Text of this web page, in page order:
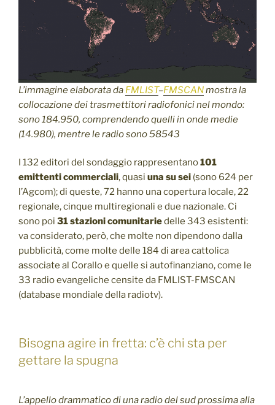
L’immagine elaborata da FMLIST–FMSCANmostra la
collocazione dei trasmettitori radiofonici nel mondo:
sono 184.950, comprendendo quelli in onde medie
(14.980), mentre le radio sono 58543
I 132 editori del sondaggio rappresentano101
emittenti commerciali, quasi una su sei (sono 624 per
l’Agcom); di queste, 72 hanno una copertura locale, 22
regionale, cinque multiregionali e due nazionale. Ci
sono poi 31 stazioni comunitariedelle 343 esistenti:
va considerato, però, che molte non dipendono dalla
pubblicità, come molte delle 184 di area cattolica
associate al Corallo e quelle si autofinanziano, come le
33 radio evangeliche censite da FMLIST-FMSCAN
(database mondiale della radiotv).
Bisogna agire in fretta: c’è chi sta per
gettare la spugna
L’appello drammatico di una radio del sud prossima alla